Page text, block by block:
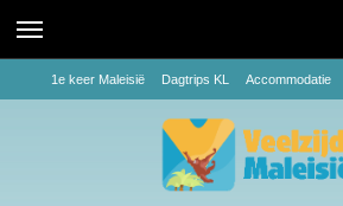
1e keer Maleisië Dagtrips KL Accommodatie